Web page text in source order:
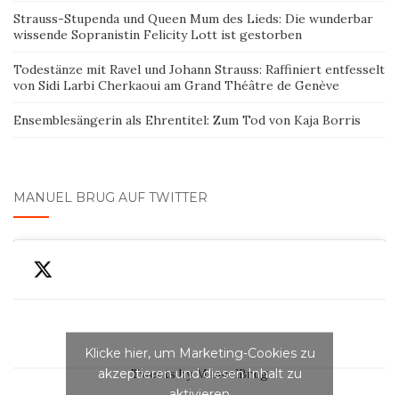
Strauss-Stupenda und Queen Mum des Lieds: Die wunderbar
wissende Sopranistin Felicity Lott ist gestorben
Todestänze mit Ravel und Johann Strauss: Raffiniert entfesselt
von Sidi Larbi Cherkaoui am Grand Théâtre de Genève
Ensemblesängerin als Ehrentitel: Zum Tod von Kaja Borris
MANUEL BRUG AUF TWITTER
Tweets by ManuelBrug
Klicke hier, um Marketing-Cookies zu
akzeptieren und diesen Inhalt zu